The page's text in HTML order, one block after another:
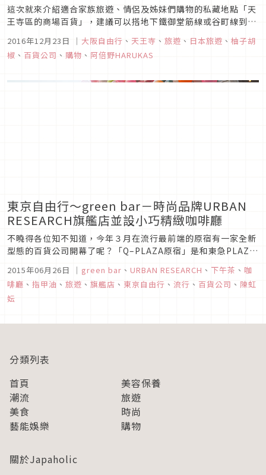
這次就來介紹適合家族旅遊、情侶及姊妹們購物的私藏地點「天
王寺區的商場百貨」，建議可以搭地下鐵御堂筋線或谷町線到天
邊是年輕人流行時尚的天王寺MIO百貨，前面直走則是主打家族
購物的Qs-mall。四周百貨公司圍繞的天王寺站，讓人不逛到腿
2016年12月23日 ｜ 大阪自由行 、 天王寺 、 旅遊 、 日本旅遊 、 柚子胡
椒 、 百貨公司 、 購物 、 阿倍野HARUKAS
東京自由行～green bar－時尚品牌URBAN
RESEARCH旗艦店並設小巧精緻咖啡廳
不曉得各位知不知道，今年３月在流行最前端的原宿有一家全新
型態的百貨公司開幕了呢？「Q–PLAZA原宿」是和東急PLAZA
同集團的百貨公司，從地下鐵明治神宮站出來往明治通徒步約3
分鐘。建築外觀時尚顯眼，現代摩登又帶點可愛的感覺代表著整
個原宿的新風貌。而負責「Q–PLAZA原宿」門面，也就是一樓
的就是「...
2015年06月26日 ｜ green bar 、 URBAN RESEARCH 、 下午茶 、 咖
啡廳 、 指甲油 、 旅遊 、 旗艦店 、 東京自由行 、 流行 、 百貨公司 、 陳虹
妘
分類列表
首頁
美容保養
潮流
旅遊
美食
時尚
藝能娛樂
購物
關於Japaholic